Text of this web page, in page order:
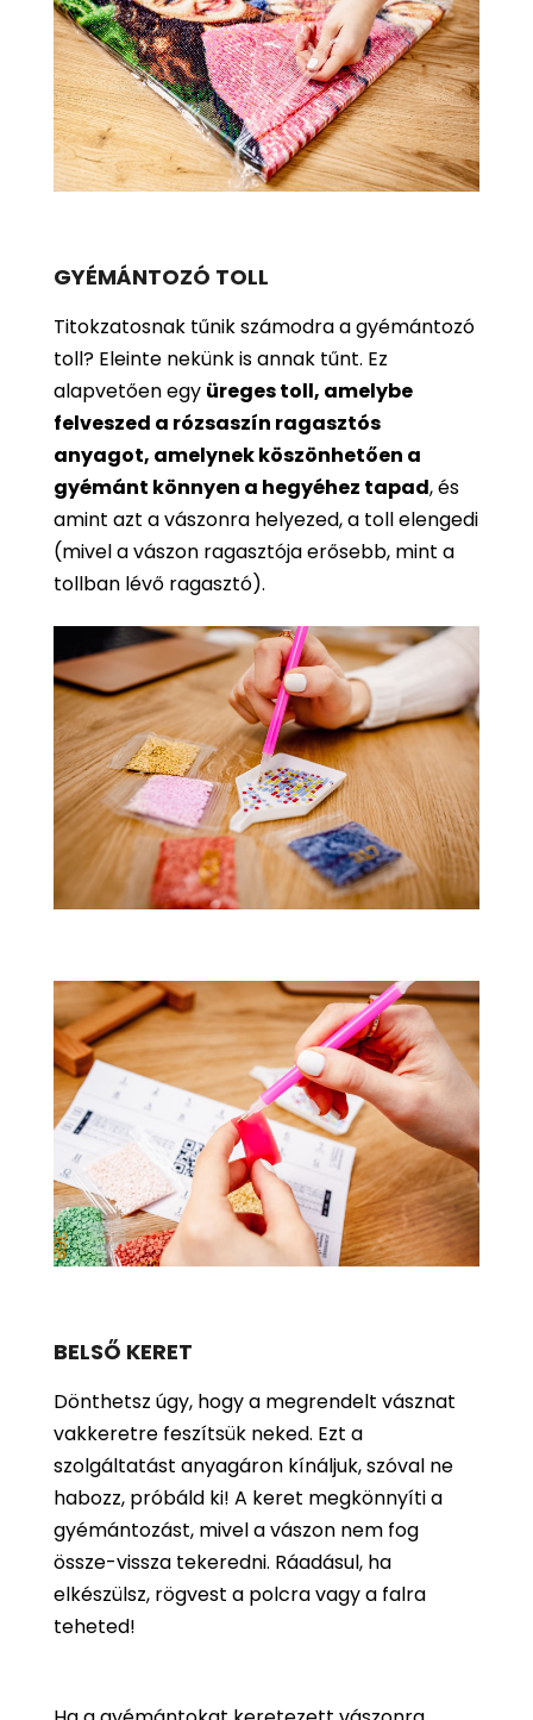
GYÉMÁNTOZÓ TOLL
Titokzatosnak tűnik számodra a gyémántozó
toll? Eleinte nekünk is annak tűnt. Ez
alapvetően egy üreges toll, amelybe
felveszed a rózsaszín ragasztós
anyagot, amelynek köszönhetően a
gyémánt könnyen a hegyéhez tapad, és
amint azt a vászonra helyezed, a toll elengedi
(mivel a vászon ragasztója erősebb, mint a
tollban lévő ragasztó).
BELSŐ KERET
Dönthetsz úgy, hogy a megrendelt vásznat
vakkeretre feszítsük neked. Ezt a
szolgáltatást anyagáron kínáljuk, szóval ne
habozz, próbáld ki! A keret megkönnyíti a
gyémántozást, mivel a vászon nem fog
össze-vissza tekeredni. Ráadásul, ha
elkészülsz, rögvest a polcra vagy a falra
teheted!